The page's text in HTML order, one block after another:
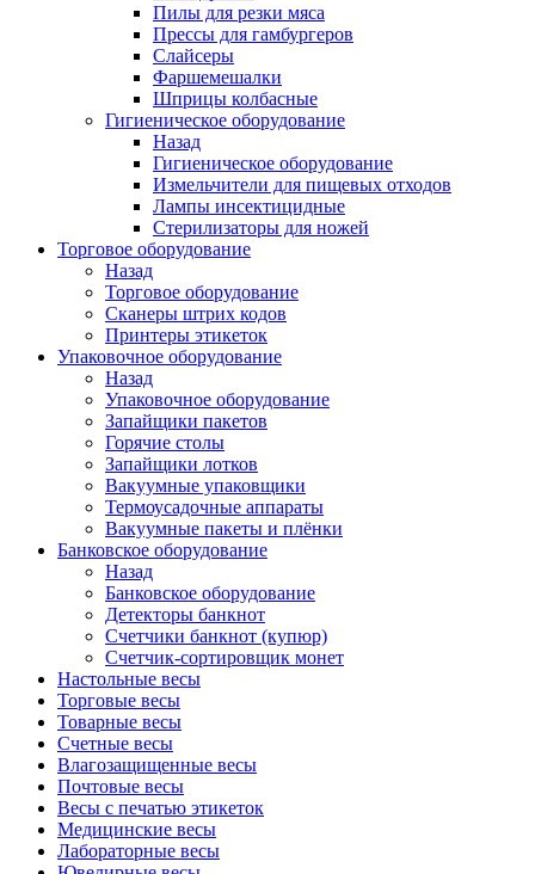
Пилы для резки мяса
Прессы для гамбургеров
Слайсеры
Фаршемешалки
Шприцы колбасные
Гигиеническое оборудование
Назад
Гигиеническое оборудование
Измельчители для пищевых отходов
Лампы инсектицидные
Стерилизаторы для ножей
Торговое оборудование
Назад
Торговое оборудование
Сканеры штрих кодов
Принтеры этикеток
Упаковочное оборудование
Назад
Упаковочное оборудование
Запайщики пакетов
Горячие столы
Запайщики лотков
Вакуумные упаковщики
Термоусадочные аппараты
Вакуумные пакеты и плёнки
Банковское оборудование
Назад
Банковское оборудование
Детекторы банкнот
Cчетчики банкнот (купюр)
Счетчик-сортировщик монет
Настольные весы
Торговые весы
Товарные весы
Счетные весы
Влагозащищенные весы
Почтовые весы
Весы с печатью этикеток
Медицинские весы
Лабораторные весы